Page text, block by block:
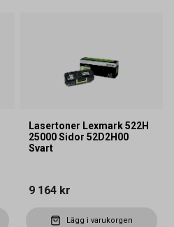
Lasertoner Lexmark 522H
25000 Sidor 52D2H00
Svart
9 164 kr
Lägg i varukorgen